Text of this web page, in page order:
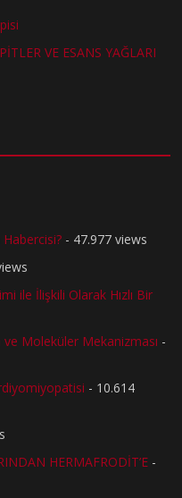
VE ESANS YAĞLARI
- 47.977 views
ile İlişkili Olarak Hızlı Bir
ve Moleküler Mekanizması -
- 10.614
HERMAFRODİT’E -